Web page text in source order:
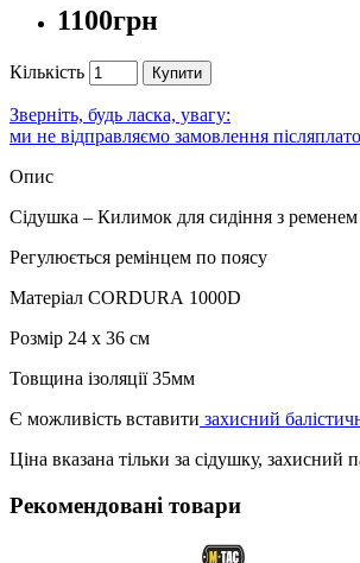
1100грн
Кількість Купити
Зверніть, будь ласка, увагу:
ми не відправляємо замовлення
Опис
Сідушка – Килимок для сидіння з
Регулюється ремінцем по поясу
Матеріал CORDURA 1000D
Розмір 24 х 36 см
Товщина ізоляції 35мм
Є можливість вставити захисний
Ціна вказана тільки за сідушку, захисний
Рекомендовані товари